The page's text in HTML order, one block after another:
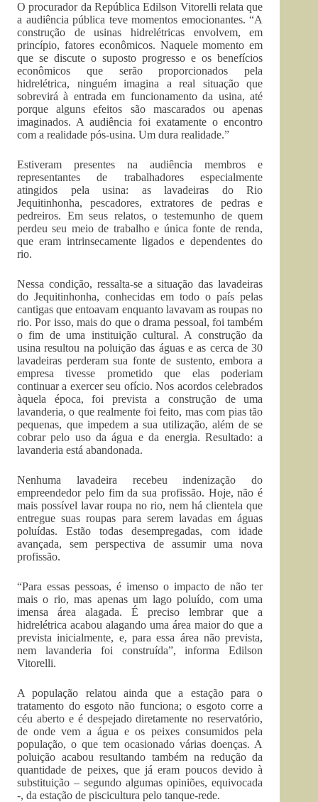
O procurador da República Edilson Vitorelli relata que
a audiência pública teve momentos emocionantes. “A
construção de usinas hidrelétricas envolvem, em
princípio, fatores econômicos. Naquele momento em
que se discute o suposto progresso e os benefícios
econômicos que serão proporcionados pela
hidrelétrica, ninguém imagina a real situação que
sobrevirá à entrada em funcionamento da usina, até
porque alguns efeitos são mascarados ou apenas
imaginados. A audiência foi exatamente o encontro
com a realidade pós-usina. Um dura realidade.”
Estiveram presentes na audiência membros e
representantes de trabalhadores especialmente
atingidos pela usina: as lavadeiras do Rio
Jequitinhonha, pescadores, extratores de pedras e
pedreiros. Em seus relatos, o testemunho de quem
perdeu seu meio de trabalho e única fonte de renda,
que eram intrinsecamente ligados e dependentes do
rio.
Nessa condição, ressalta-se a situação das lavadeiras
do Jequitinhonha, conhecidas em todo o país pelas
cantigas que entoavam enquanto lavavam as roupas no
rio. Por isso, mais do que o drama pessoal, foi também
o fim de uma instituição cultural. A construção da
usina resultou na poluição das águas e as cerca de 30
lavadeiras perderam sua fonte de sustento, embora a
empresa tivesse prometido que elas poderiam
continuar a exercer seu ofício. Nos acordos celebrados
àquela época, foi prevista a construção de uma
lavanderia, o que realmente foi feito, mas com pias tão
pequenas, que impedem a sua utilização, além de se
cobrar pelo uso da água e da energia. Resultado: a
lavanderia está abandonada.
Nenhuma lavadeira recebeu indenização do
empreendedor pelo fim da sua profissão. Hoje, não é
mais possível lavar roupa no rio, nem há clientela que
entregue suas roupas para serem lavadas em águas
poluídas. Estão todas desempregadas, com idade
avançada, sem perspectiva de assumir uma nova
profissão.
“Para essas pessoas, é imenso o impacto de não ter
mais o rio, mas apenas um lago poluído, com uma
imensa área alagada. É preciso lembrar que a
hidrelétrica acabou alagando uma área maior do que a
prevista inicialmente, e, para essa área não prevista,
nem lavanderia foi construída”, informa Edilson
Vitorelli.
A população relatou ainda que a estação para o
tratamento do esgoto não funciona; o esgoto corre a
céu aberto e é despejado diretamente no reservatório,
de onde vem a água e os peixes consumidos pela
população, o que tem ocasionado várias doenças. A
poluição acabou resultando também na redução da
quantidade de peixes, que já eram poucos devido à
substituição – segundo algumas opiniões, equivocada
-, da estação de piscicultura pelo tanque-rede.